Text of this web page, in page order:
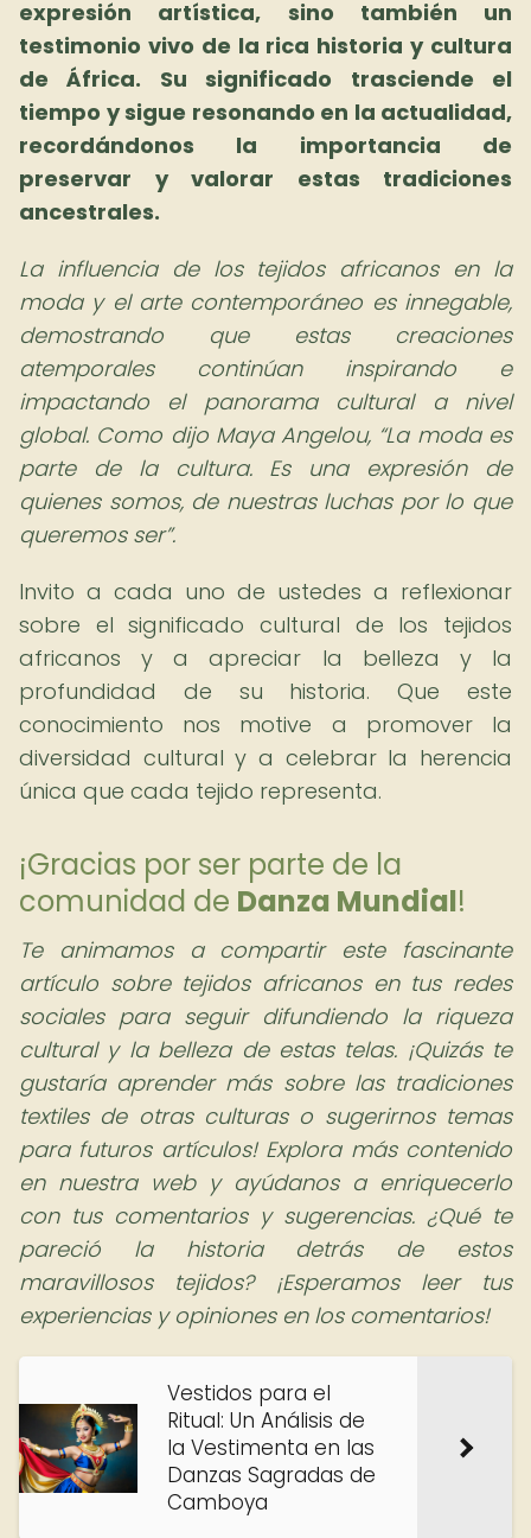
expresión artística, sino también un
testimonio vivo de la rica historia y cultura
de África. Su significado trasciende el
tiempo y sigue resonando en la actualidad,
recordándonos la importancia de
preservar y valorar estas tradiciones
ancestrales.
La influencia de los tejidos africanos en la
moda y el arte contemporáneo es innegable,
demostrando que estas creaciones
atemporales continúan inspirando e
impactando el panorama cultural a nivel
global. Como dijo Maya Angelou, La moda es
parte de la cultura. Es una expresión de
quienes somos, de nuestras luchas por lo que
queremos ser .
Invito a cada uno de ustedes a reflexionar
sobre el significado cultural de los tejidos
africanos y a apreciar la belleza y la
profundidad de su historia. Que este
conocimiento nos motive a promover la
diversidad cultural y a celebrar la herencia
única que cada tejido representa.
¡Gracias por ser parte de la
comunidad de Danza Mundial!
Te animamos a compartir este fascinante
artículo sobre tejidos africanos en tus redes
sociales para seguir difundiendo la riqueza
cultural y la belleza de estas telas. ¡Quizás te
gustaría aprender más sobre las tradiciones
textiles de otras culturas o sugerirnos temas
para futuros artículos! Explora más contenido
en nuestra web y ayúdanos a enriquecerlo
con tus comentarios y sugerencias. ¿Qué te
pareció la historia detrás de estos
maravillosos tejidos? ¡Esperamos leer tus
experiencias y opiniones en los comentarios!
Vestidos para el
Ritual: Un Análisis de
la Vestimenta en las
Danzas Sagradas de
Camboya